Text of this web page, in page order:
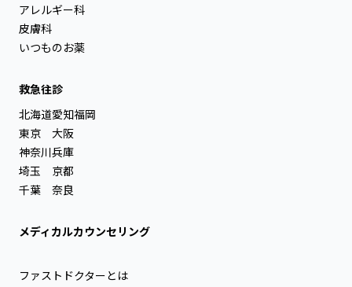
アレルギー科
皮膚科
いつものお薬
救急往診
北海道
東京
神奈川
埼玉
千葉
愛知
大阪
兵庫
京都
奈良
福岡
メディカルカウンセリング
ファストドクターとは